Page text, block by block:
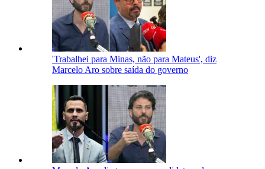
'Trabalhei para Minas, não para Mateus', diz
Marcelo Aro sobre saída do governo